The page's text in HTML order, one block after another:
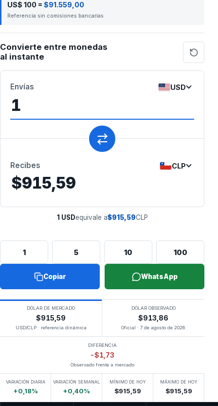
US$ 100 = $91.559,00
Referencia sin comisiones bancarias
Convierte entre monedas
al instante
Envías USD
Recibes CLP
$915,59
1 USDequivale a$915,59CLP
1 5 10 100
Copiar WhatsApp
DÓLAR DE MERCADO
$915,59
USD/CLP · referencia dinámica
DÓLAR OBSERVADO
$913,86
Oficial · 7 de agosto de 2026
DIFERENCIA
-$1,73
Observado frente a mercado
VARIACIÓN DIARIA
+0,18%
VARIACIÓN SEMANAL
+0,40%
MÍNIMO DE HOY
$915,59
MÁXIMO DE HOY
$915,59